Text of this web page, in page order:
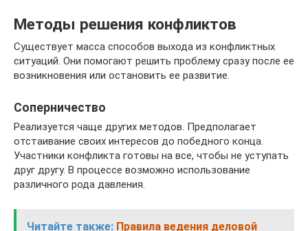
Методы решения конфликтов
Существует масса способов выхода из конфликтных
ситуаций. Они помогают решить проблему сразу после ее
возникновения или остановить ее развитие.
Соперничество
Реализуется чаще других методов. Предполагает
отстаивание своих интересов до победного конца.
Участники конфликта готовы на все, чтобы не уступать
друг другу. В процессе возможно использование
различного рода давления.
Читайте также: Правила ведения деловой